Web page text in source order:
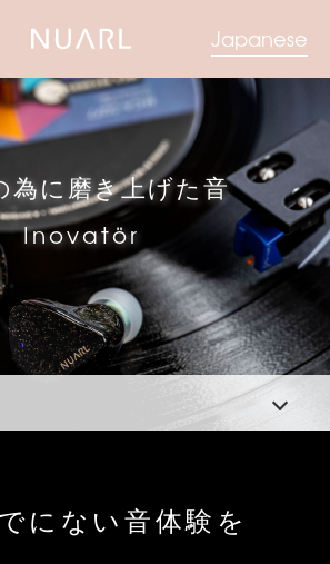
Japanese
為に磨き上げた音
Inovatör
にない音体験を